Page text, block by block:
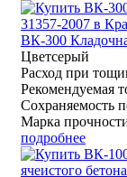
ВК-300
Цветсерый
Расход при
Рекомендуемая
Сохраняемость
Марка
подробнее